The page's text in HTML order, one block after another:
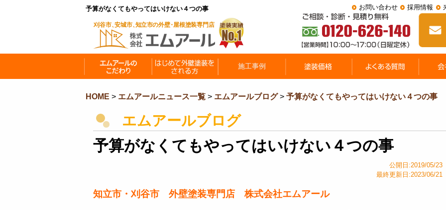
予算がなくてもやってはいけない４つの事 お問い合わせ 採用情報
HOME > エムアールニュース一覧 > エムアールブログ> 予算がなくてもやってはいけない４つの事
エムアールブログ
予算がなくてもやってはいけない４つの事
公開日:2019/05/23
最終更新日:2023/06/21
知立市・刈谷市 外壁塗装専門店 株式会社エムアール